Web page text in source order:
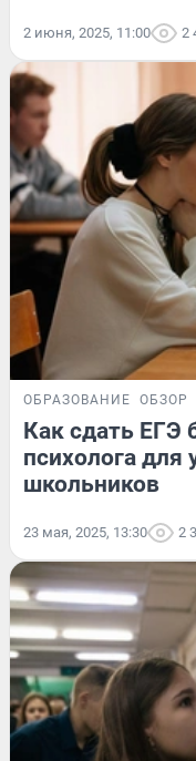
2 июня, 2025, 11:00 2
ОБРАЗОВАНИЕ ОБЗОР
Как сдать ЕГЭ
психолога для
школьников
23 мая, 2025, 13:30 2